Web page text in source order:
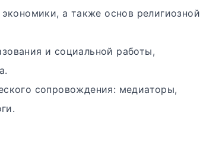
а также основ религиозной
и социальной работы,
сопровождения: медиаторы,